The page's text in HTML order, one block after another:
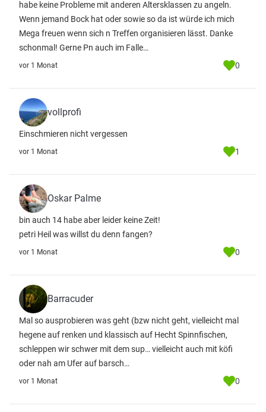
habe keine Probleme mit anderen Altersklassen zu angeln.
Wenn jemand Bock hat oder sowie so da ist würde ich mich
Mega freuen wenn sich n Treffen organisieren lässt. Danke
schonmal! Gerne Pn auch im Falle…
vor 1 Monat 0
vollprofi
Einschmieren nicht vergessen
vor 1 Monat 1
Oskar Palme
bin auch 14 habe aber leider keine Zeit!
petri Heil was willst du denn fangen?
vor 1 Monat 0
Barracuder
Mal so ausprobieren was geht (bzw nicht geht, vielleicht mal
hegene auf renken und klassisch auf Hecht Spinnfischen,
schleppen wir schwer mit dem sup… vielleicht auch mit köfi
oder nah am Ufer auf barsch…
vor 1 Monat 0